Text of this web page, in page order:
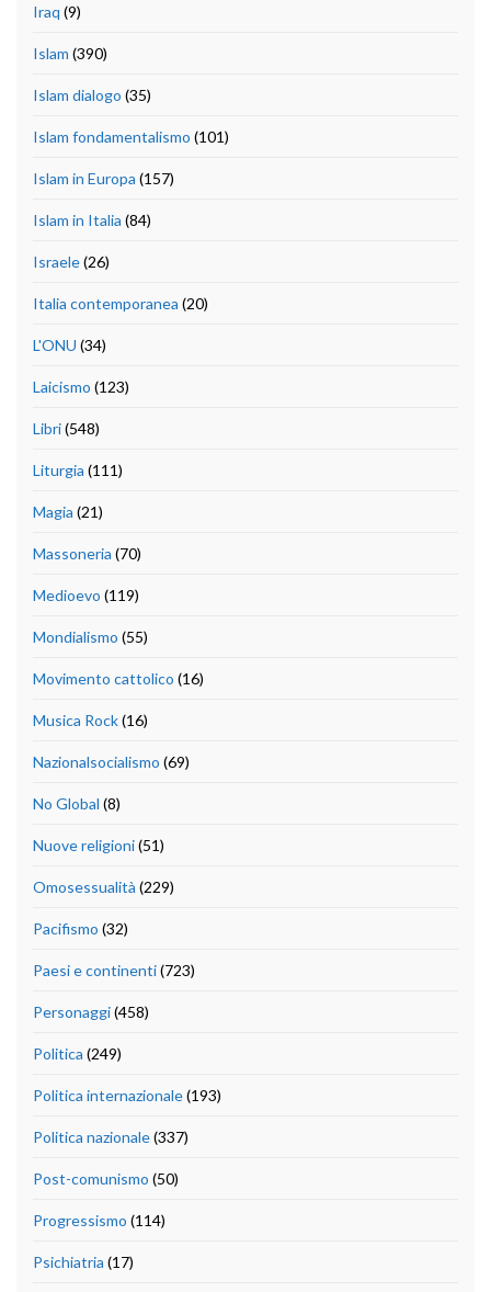
Iraq (9)
Islam (390)
Islam dialogo (35)
Islam fondamentalismo (101)
Islam in Europa (157)
Islam in Italia (84)
Israele(26)
Italia contemporanea (20)
L'ONU (34)
Laicismo (123)
Libri(548)
Liturgia (111)
Magia (21)
Massoneria (70)
Medioevo (119)
Mondialismo (55)
Movimento cattolico (16)
Musica Rock(16)
Nazionalsocialismo (69)
No Global (8)
Nuove religioni(51)
Omosessualità (229)
Pacifismo (32)
Paesi e continenti(723)
Personaggi(458)
Politica (249)
Politica internazionale(193)
Politica nazionale(337)
Post-comunismo (50)
Progressismo (114)
Psichiatria (17)